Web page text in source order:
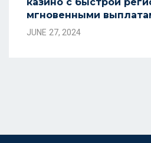
казино с быстрой
мгновенными
JUNE 27, 2024